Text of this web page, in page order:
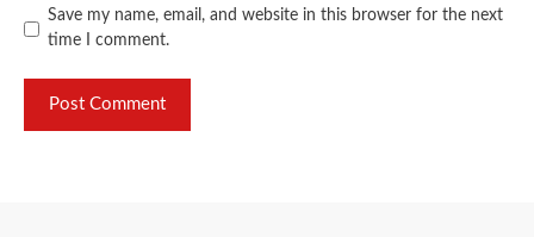
Save my name, email, and website in this browser for the next
time I comment.